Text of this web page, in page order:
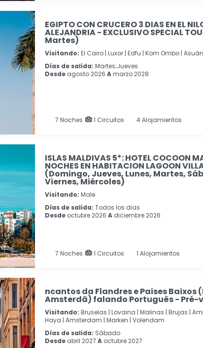
EGIPTO CON CRUCERO 3 DIAS EN EL
ALEJANDRIA - EXCLUSIVO SPECIAL
Martes)
Visitando: El Cairo | Luxor | Edfu | Kom Ombo | Asuán
Días de salida: Martes;Jueves
Desde agosto 2026 Amarzo 2028
7 Noches 1 Circuitos 4 Alojamientos
ISLAS MALDIVAS 5*: HOTEL COCOON
NOCHES EN HABITACION LAGOON
(Domingo, Jueves, Lunes, Martes,
Viernes, Miércoles)
Visitando: Male
Días de salida: Todos los dias
Desde octubre 2026 A diciembre 2026
7 Noches 1 Circuitos 1 Alojamientos
ncantos da Flandres e Paises Baixos
Amsterdã) falando Português - Pré-
Visitando: Bruselas | Lovaina | Malinas | Brujas |
Haya | Amsterdam | Marken | Volendam
Días de salida: Sábado
Desde abril 2027 A octubre 2027